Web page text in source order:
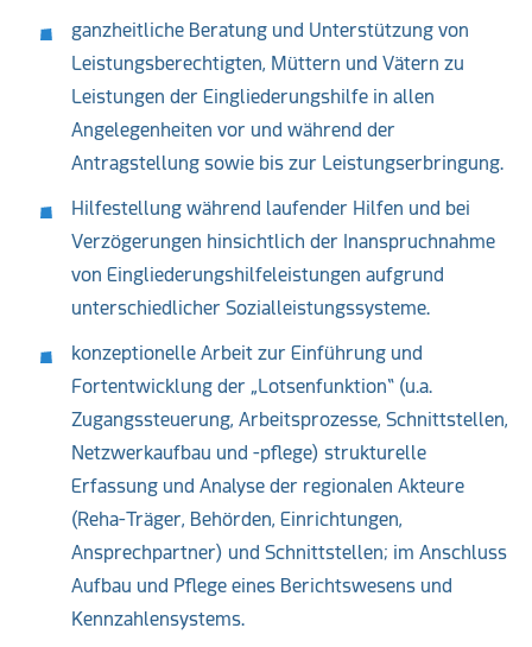
ganzheitliche Beratung und Unterstützung von
Leistungsberechtigten, Müttern und Vätern zu
Leistungen der Eingliederungshilfe in allen
Angelegenheiten vor und während der
Antragstellung sowie bis zur Leistungserbringung.
Hilfestellung während laufender Hilfen und bei
Verzögerungen hinsichtlich der Inanspruchnahme
von Eingliederungshilfeleistungen aufgrund
unterschiedlicher Sozialleistungssysteme.
konzeptionelle Arbeit zur Einführung und
Fortentwicklung der „Lotsenfunktion“ (u.a.
Zugangssteuerung, Arbeitsprozesse, Schnittstellen,
Netzwerkaufbau und -pflege) strukturelle
Erfassung und Analyse der regionalen Akteure
(Reha-Träger, Behörden, Einrichtungen,
Ansprechpartner) und Schnittstellen; im Anschluss
Aufbau und Pflege eines Berichtswesens und
Kennzahlensystems.